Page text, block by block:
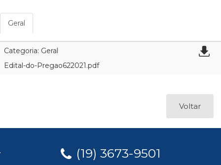
Geral
Categoria: Geral
Edital-do-Pregao622021.pdf
Voltar
(19) 3673-9501